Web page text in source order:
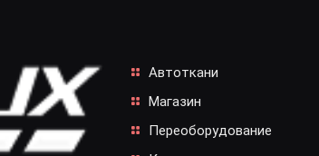
Автоткани
Магазин
Переоборудование